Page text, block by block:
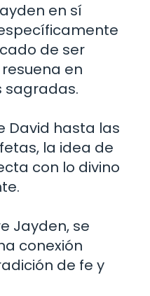
en sí
de ser
en
sagradas.
David hasta las
la idea de
con lo divino
Jayden, se
conexión
de fe y